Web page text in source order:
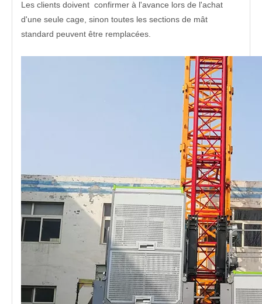
Les clients doivent confirmer à l'avance lors de l'achat
d'une seule cage, sinon toutes les sections de mât
standard peuvent être remplacées.